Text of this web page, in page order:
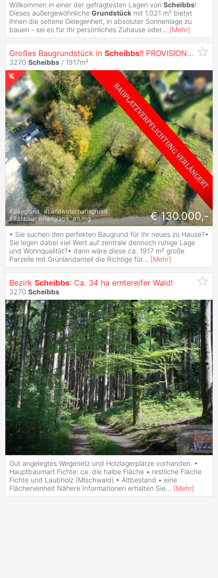
Willkommen in einer der gefragtesten Lagen von Scheibbs!
Dieses außergewöhnliche Grundstück mit 1.021 m² bietet
Ihnen die seltene Gelegenheit, in absoluter Sonnenlage zu
bauen - sei es für Ihr persönliches Zuhause oder... [Mehr]
Großes Baugrundstück in Scheibbs!! PROVISIONSFREI! TOP LAGE!!
3270 Scheibbs / 1917m²
#Baugrund #Landwirtschaftsgrund
#Rohbau #Hanglage #ruhig € 130.000,-
• Sie suchen den perfekten Baugrund für Ihr neues zu Hause?•
Sie legen dabei viel Wert auf zentrale dennoch ruhige Lage
und Wohnqualität?• dann wäre diese ca. 1917 m² große
Parzelle mit Grünlandanteil die Richtige für... [Mehr]
Bezirk Scheibbs: Ca. 34 ha erntereifer Wald!
3270 Scheibbs
Gut angelegtes Wegenetz und Holzlagerplätze vorhanden. •
Hauptbaumart Fichte: ca. die halbe Fläche • restliche Fläche
Fichte und Laubholz (Mischwald) • Altbestand • eine
Flächeneinheit Nähere Informationen erhalten Sie... [Mehr]